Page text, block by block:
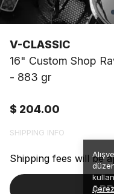
V-CLASSIC
16" Custom Shop
- 883 gr
$ 204.00
SHIPPING INFO
Shipping fees will be